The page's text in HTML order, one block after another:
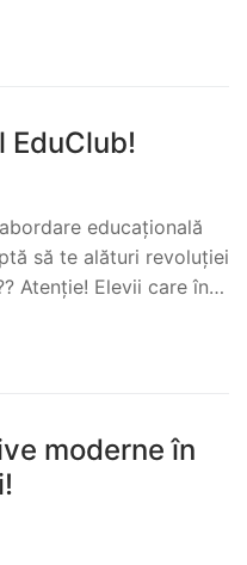
EduClub!
educațională
să te alături revoluției
Atenție! Elevii care în…
moderne în